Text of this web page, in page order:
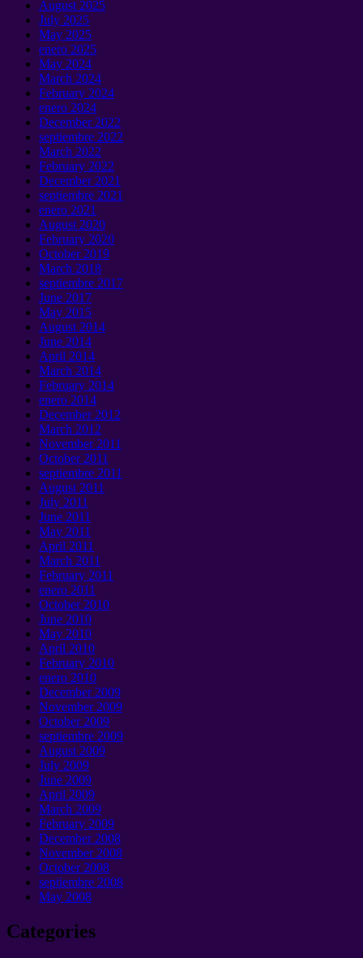
August2025
July 2025
May 2025
enero 2025
May 2024
March 2024
February 2024
enero 2024
December2022
septiembre 2022
March 2022
February 2022
December2021
septiembre 2021
enero 2021
August2020
February 2020
October2019
March 2018
septiembre 2017
June 2017
May 2015
August2014
June 2014
April 2014
March 2014
February 2014
enero 2014
December2012
March 2012
November2011
October2011
septiembre 2011
August2011
July 2011
June 2011
May 2011
April 2011
March 2011
February 2011
enero 2011
October2010
June 2010
May 2010
April 2010
February 2010
enero 2010
December2009
November2009
October2009
septiembre 2009
August2009
July 2009
June 2009
April 2009
March 2009
February 2009
December2008
November2008
October2008
septiembre 2008
May 2008
Categories